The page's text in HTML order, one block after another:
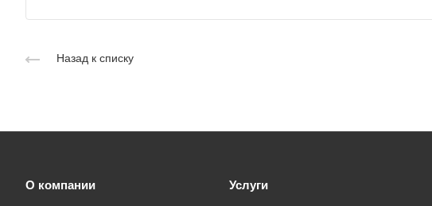
Назад к списку
О компании Услуги